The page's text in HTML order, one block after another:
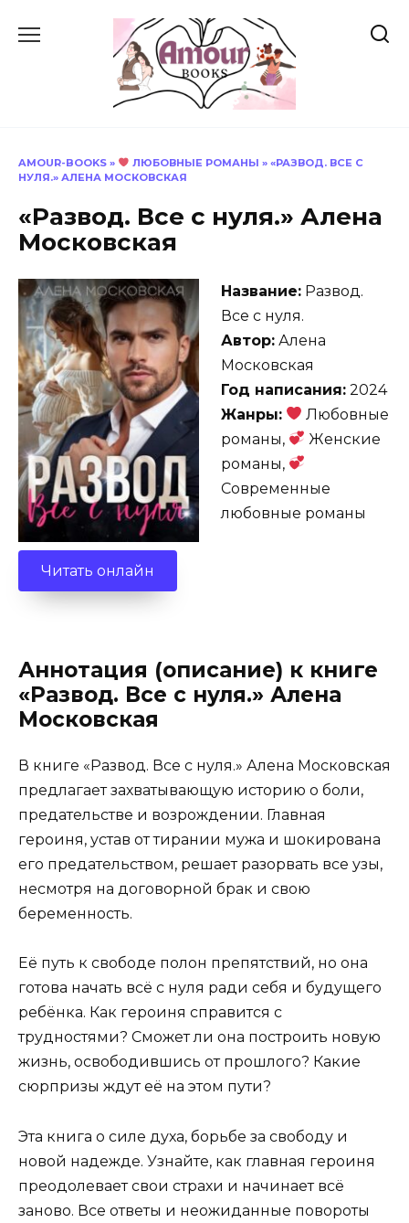
AMOUR-BOOKS » ЛЮБОВНЫЕ РОМАНЫ » «РАЗВОД. ВСЕ С
НУЛЯ.» АЛЕНА МОСКОВСКАЯ
«Развод. Все с нуля.» Алена
Московская
Название: Развод.
Все с нуля.
Автор: Алена
Московская
Год написания: 2024
Жанры:
Любовные
романы,
Женские
романы,
Современные
любовные романы
Читать онлайн
Аннотация (описание) к книге
«Развод. Все с нуля.» Алена
Московская
В книге «Развод. Все с нуля.» Алена Московская
предлагает захватывающую историю о боли,
предательстве и возрождении. Главная
героиня, устав от тирании мужа и шокирована
его предательством, решает разорвать все узы,
несмотря на договорной брак и свою
беременность.
Её путь к свободе полон препятствий, но она
готова начать всё с нуля ради себя и будущего
ребёнка. Как героиня справится с
трудностями? Сможет ли она построить новую
жизнь, освободившись от прошлого? Какие
сюрпризы ждут её на этом пути?
Эта книга о силе духа, борьбе за свободу и
новой надежде. Узнайте, как главная героиня
преодолевает свои страхи и начинает всё
заново. Все ответы и неожиданные повороты